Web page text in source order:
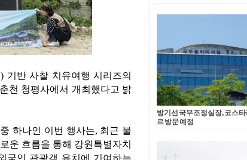
방기선 국무조정실장, 코스
르 방문 예정